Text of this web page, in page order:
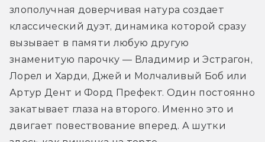
злополучная доверчивая натура создает
классический дуэт, динамика которой сразу
вызывает в памяти любую другую
знаменитую парочку — Владимир и Эстрагон,
Лорел и Харди, Джей и Молчаливый Боб или
Артур Дент и Форд Префект. Один постоянно
закатывает глаза на второго. Именно это и
двигает повествование вперед. А шутки